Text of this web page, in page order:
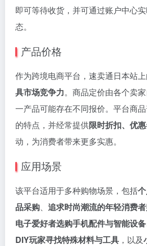
即可等待收货，并可通过账户中心
态。
产品价格
作为跨境电商平台，速卖通日本站
具市场竞争力。商品定价由各个卖
一产品可能存在不同报价。平台商
的特点，并经常提供限时折扣、优
动，为消费者带来更多实惠。
应用场景
该平台适用于多种购物场景，包括
品采购、 追求时尚潮流的年轻消费
电子爱好者选购手机配件与智能设备
DIY玩家寻找特殊材料与工具 ，以及